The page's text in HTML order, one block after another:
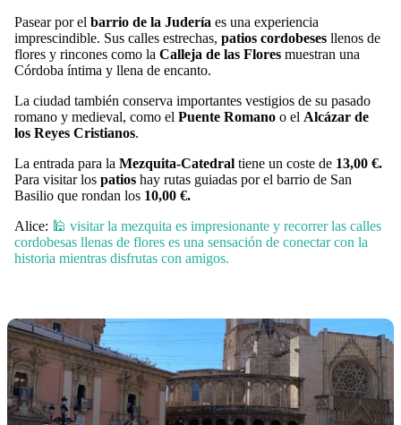
Pasear por el barrio de la Judería es una experiencia
imprescindible. Sus calles estrechas, patios cordobeses llenos de
flores y rincones como la Calleja de las Flores muestran una
Córdoba íntima y llena de encanto.
La ciudad también conserva importantes vestigios de su pasado
romano y medieval, como el Puente Romano o el Alcázar de
los Reyes Cristianos.
La entrada para la Mezquita-Catedral tiene un coste de 13,00 €.
Para visitar los patios hay rutas guiadas por el barrio de San
Basilio que rondan los 10,00 €.
Alice: 🕌 visitar la mezquita es impresionante y recorrer las calles
cordobesas llenas de flores es una sensación de conectar con la
historia mientras disfrutas con amigos.